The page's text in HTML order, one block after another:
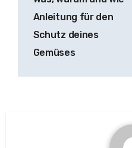
Anleitung für den
Schutz deines
Gemüses